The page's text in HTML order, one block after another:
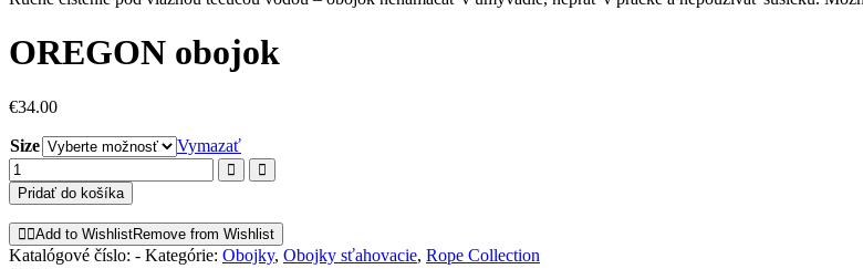
OREGON obojok
€34.00
Size
Vymazať
množstvo
OREGON
obojok
Pridať do košíka
Add to WishlistRemove from Wishlist
Katalógové číslo: - Kategórie: Obojky, Obojky sťahovacie, Rope Collection